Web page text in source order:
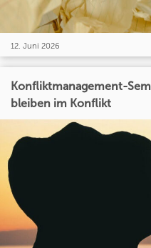
12. Juni 2026
Konfliktmanagement-
bleiben im Konflikt